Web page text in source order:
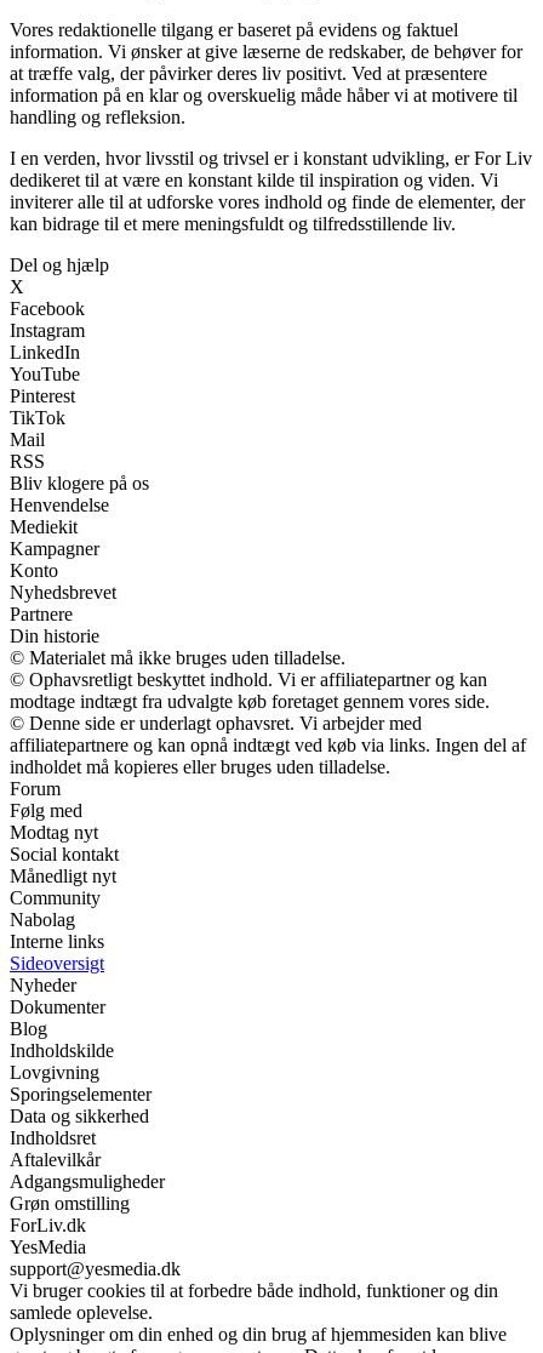
Vores redaktionelle tilgang er baseret på evidens og faktuel
information. Vi ønsker at give læserne de redskaber, de behøver for
at træffe valg, der påvirker deres liv positivt. Ved at præsentere
information på en klar og overskuelig måde håber vi at motivere til
handling og refleksion.
I en verden, hvor livsstil og trivsel er i konstant udvikling, er For Liv
dedikeret til at være en konstant kilde til inspiration og viden. Vi
inviterer alle til at udforske vores indhold og finde de elementer, der
kan bidrage til et mere meningsfuldt og tilfredsstillende liv.
Del og hjælp
X
Facebook
Instagram
LinkedIn
YouTube
Pinterest
TikTok
Mail
RSS
Bliv klogere på os
Henvendelse
Mediekit
Kampagner
Konto
Nyhedsbrevet
Partnere
Din historie
© Materialet må ikke bruges uden tilladelse.
© Ophavsretligt beskyttet indhold. Vi er affiliatepartner og kan
modtage indtægt fra udvalgte køb foretaget gennem vores side.
© Denne side er underlagt ophavsret. Vi arbejder med
affiliatepartnere og kan opnå indtægt ved køb via links. Ingen del af
indholdet må kopieres eller bruges uden tilladelse.
Forum
Følg med
Modtag nyt
Social kontakt
Månedligt nyt
Community
Nabolag
Interne links
Sideoversigt
Nyheder
Dokumenter
Blog
Indholdskilde
Lovgivning
Sporingselementer
Data og sikkerhed
Indholdsret
Aftalevilkår
Adgangsmuligheder
Grøn omstilling
ForLiv.dk
YesMedia
support@yesmedia.dk
Vi bruger cookies til at forbedre både indhold, funktioner og din
samlede oplevelse.
Oplysninger om din enhed og din brug af hjemmesiden kan blive